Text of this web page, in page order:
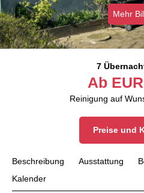
Mehr
7
Ab EUR
Reinigung auf
Preise und
Beschreibung Ausstattung
Kalender